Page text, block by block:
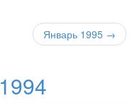
Январь 1995 →
1994